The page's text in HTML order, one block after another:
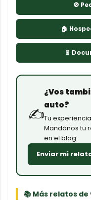
🚫
🏠
📄
✍
¿Vos
auto?
Tu
Mandános tu
en el blog.
Enviar mi
📚 Más relatos